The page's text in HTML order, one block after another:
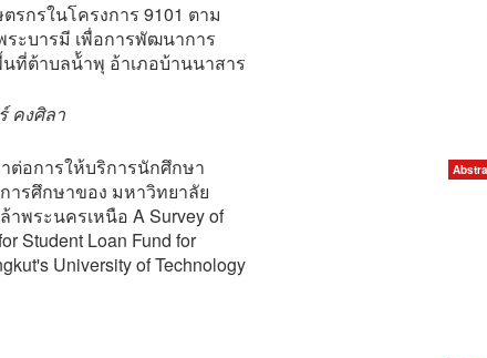
รกรในโครงการ 9101 ตาม
ระบารมี เพื่อการพัฒนาการ
นที่ต้าบลน้้าพุ อ้าเภอบ้านนาสาร
คงศิลา
ต่อการให้บริการนักศึกษา
ารศึกษาของ มหาวิทยาลัย
าพระนครเหนือ A Survey of
Student Loan Fund for
University of Technology